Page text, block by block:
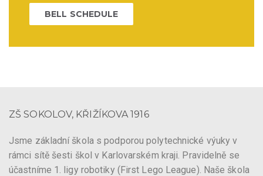
BELL SCHEDULE
ZŠ SOKOLOV, KŘIŽÍKOVA 1916
Jsme základní škola s podporou polytechnické výuky v
rámci sítě šesti škol v Karlovarském kraji. Pravidelně se
účastníme 1. ligy robotiky (First Lego League). Naše škola